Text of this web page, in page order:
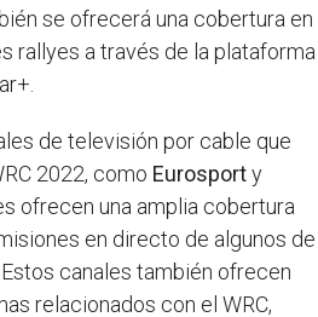
se ofrecerá una cobertura en
rallyes a través de la plataforma
de televisión por cable que
2022, como Eurosporty
ofrecen una amplia cobertura
en directo de algunos de
canales también ofrecen
relacionados con el WRC,